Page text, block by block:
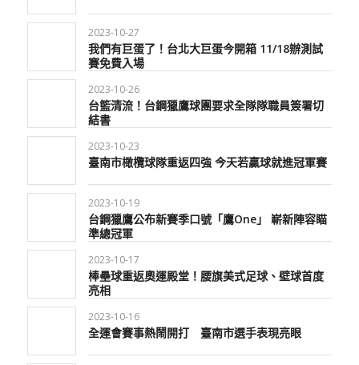
2023-10-27
我們有巨蛋了！台北大巨蛋今開箱 11/18辦測試
賽免費入場
2023-10-26
台籃清流！台鋼獵鷹球團要求全隊隊職員簽署切
結書
2023-10-23
臺南市橄欖球隊重返四強 今天若贏球就進冠軍賽
2023-10-19
台鋼獵鷹公布新賽季口號「鷹One」 嶄新陣容瞄
準總冠軍
2023-10-17
棒壘球重返奧運殿堂！腰旗美式足球、壁球首度
亮相
2023-10-16
全運會賽事熱鬧開打 臺南市選手表現亮眼